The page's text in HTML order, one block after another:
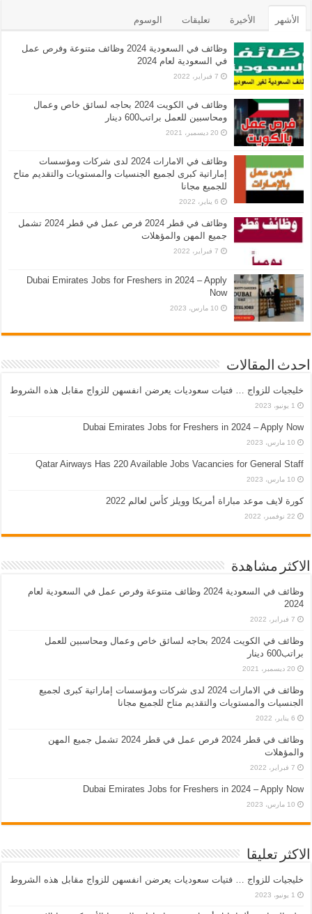
الأشهر الأخيرة تعليقات الوسوم
وظائف في السعودية 2024 وظائف متنوعة وفرص عمل
في السعودية لعام 2024
7 فبراير، 2022
وظائف في الكويت 2024 بحاجه لسائق خاص وعمال
ومحاسبين للعمل براتب600 دينار
20 ديسمبر، 2021
وظائف في الامارات 2024 لدى شركات ومؤسسات
إماراتية كبرى لجميع الجنسيات والمستويات والتقديم متاح
للجميع مجانا
6 يناير، 2022
وظائف في قطر 2024 فرص عمل في قطر 2024 تشمل
جميع المهن والمؤهلات
7 فبراير، 2022
Dubai Emirates Jobs for Freshers in 2024 – Apply
Now
10 مارس، 2023
احدث المقالات
خليجيات للزواج … فتيات سعوديات يعرضن انفسهن للزواج مقابل هذه الشروط
1 يونيو، 2023
Dubai Emirates Jobs for Freshers in 2024 – Apply Now
10 مارس، 2023
Qatar Airways Has 220 Available Jobs Vacancies for General Staff
10 مارس، 2023
كورة لايف موعد مباراة أمريكا وويلز كأس لعالم 2022
22 نوفمبر، 2022
الاكثر مشاهدة
وظائف في السعودية 2024 وظائف متنوعة وفرص عمل في السعودية لعام
2024
7 فبراير، 2022
وظائف في الكويت 2024 بحاجه لسائق خاص وعمال ومحاسبين للعمل
براتب600 دينار
20 ديسمبر، 2021
وظائف في الامارات 2024 لدى شركات ومؤسسات إماراتية كبرى لجميع
الجنسيات والمستويات والتقديم متاح للجميع مجانا
6 يناير، 2022
وظائف في قطر 2024 فرص عمل في قطر 2024 تشمل جميع المهن
والمؤهلات
7 فبراير، 2022
Dubai Emirates Jobs for Freshers in 2024 – Apply Now
10 مارس، 2023
الاكثر تعليقا
خليجيات للزواج … فتيات سعوديات يعرضن انفسهن للزواج مقابل هذه الشروط
1 يونيو، 2023